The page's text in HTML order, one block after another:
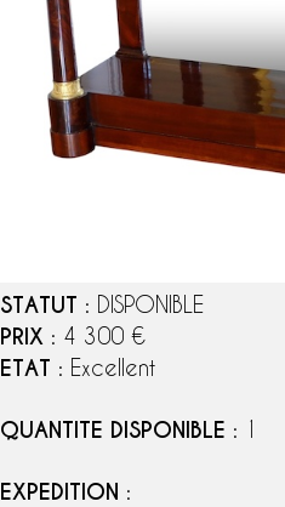
STATUT : DISPONIBLE
PRIX : 4 300 €
ETAT : Excellent
QUANTITE DISPONIBLE : 1
EXPEDITION :